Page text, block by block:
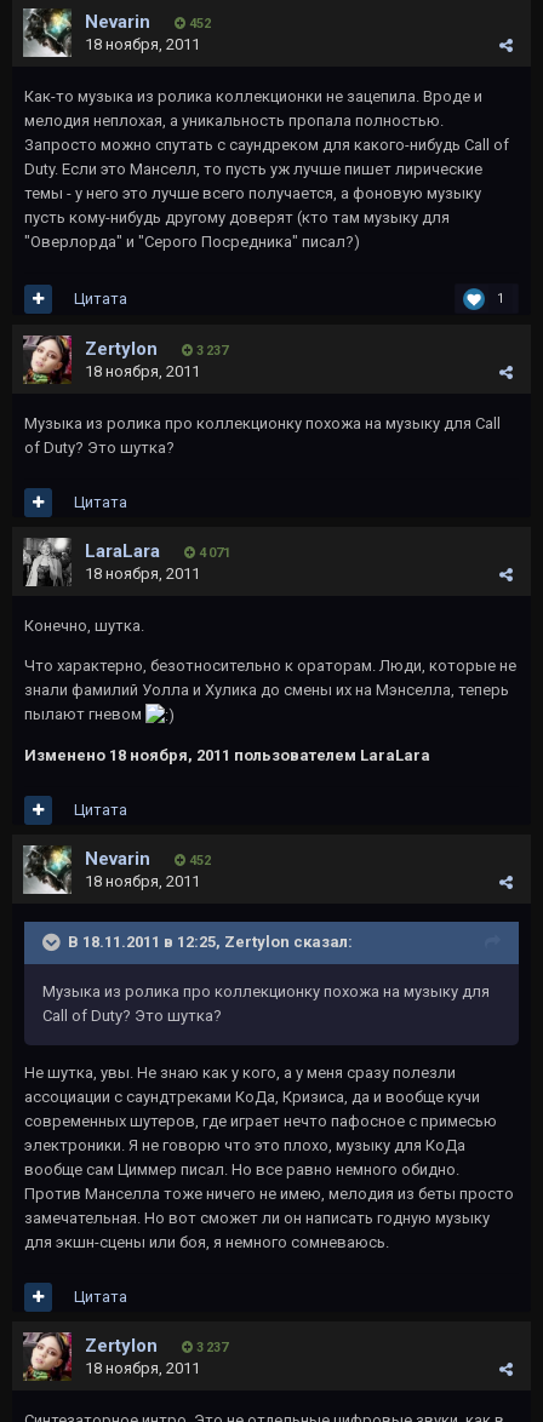
Nevarin 452
18 ноября, 2011
Как-то музыка из ролика коллекционки не зацепила. Вроде и
мелодия неплохая, а уникальность пропала полностью.
Запросто можно спутать с саундреком для какого-нибудь Call of
Duty. Если это Манселл, то пусть уж лучше пишет лирические
темы - у него это лучше всего получается, а фоновую музыку
пусть кому-нибудь другому доверят (кто там музыку для
"Оверлорда" и "Серого Посредника" писал?)
1
Цитата
Zertylon 3 237
18 ноября, 2011
Музыка из ролика про коллекционку похожа на музыку для Call
of Duty? Это шутка?
Цитата
LaraLara 4 071
18 ноября, 2011
Конечно, шутка.
Что характерно, безотносительно к ораторам. Люди, которые не
знали фамилий Уолла и Хулика до смены их на Мэнселла, теперь
пылают гневом
Изменено 18 ноября, 2011 пользователем LaraLara
Цитата
Nevarin 452
18 ноября, 2011
В 18.11.2011 в 12:25, Zertylon сказал:
Музыка из ролика про коллекционку похожа на музыку для
Call of Duty? Это шутка?
Не шутка, увы. Не знаю как у кого, а у меня сразу полезли
ассоциации с саундтреками КоДа, Кризиса, да и вообще кучи
современных шутеров, где играет нечто пафосное с примесью
электроники. Я не говорю что это плохо, музыку для КоДа
вообще сам Циммер писал. Но все равно немного обидно.
Против Манселла тоже ничего не имею, мелодия из беты просто
замечательная. Но вот сможет ли он написать годную музыку
для экшн-сцены или боя, я немного сомневаюсь.
Цитата
Zertylon 3 237
18 ноября, 2011